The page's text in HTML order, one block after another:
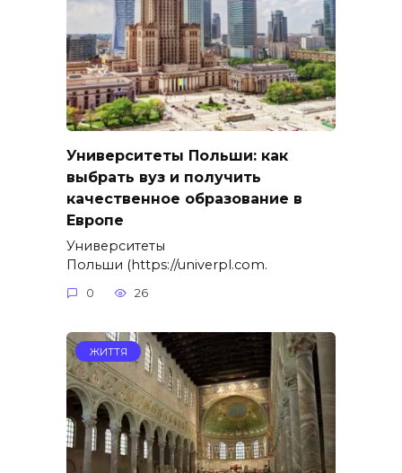
Университеты Польши: как
выбрать вуз и получить
качественное образование в
Европе
Университеты
Польши (https://univerpl.com.
0 26
ЖИТТЯ